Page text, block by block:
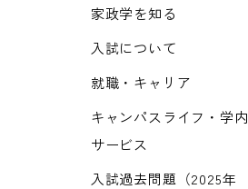
家政学を知る
入試について
就職・キャリア
キャンパスライフ・学内
サービス
入試過去問題（2025年